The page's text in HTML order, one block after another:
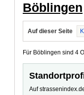
Böblingen
Auf dieser Seite
Für Böblingen sind 4
Auf